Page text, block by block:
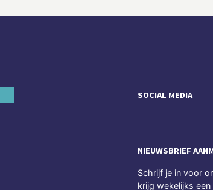
SOCIAL MEDIA
NIEUWSBRIEF
Schrijf je in voor
krijg wekelijks